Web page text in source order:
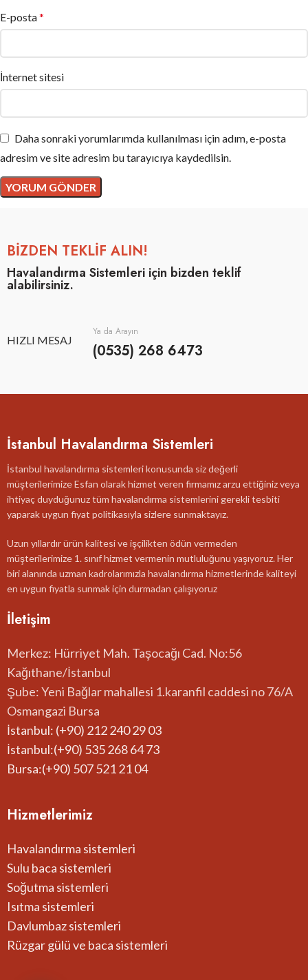
E-posta*
İnternet sitesi
Daha sonraki yorumlarımda kullanılması için adım, e-posta
adresim ve site adresim bu tarayıcıya kaydedilsin.
BİZDEN TEKLİF ALIN!
Havalandırma Sistemleri için bizden teklif
alabilirsiniz.
HIZLI MESAJ
Ya da Arayın
(0535) 268 6473
İstanbul Havalandırma Sistemleri
İstanbul havalandırma sistemleri konusunda siz değerli
müşterilerimize Esfan olarak hizmet veren firmamız arzu ettiğiniz veya
ihtiyaç duyduğunuz tüm havalandırma sistemlerini gerekli tesbiti
yaparak uygun fiyat politikasıyla sizlere sunmaktayız.
Uzun yıllardır ürün kalitesi ve işçilikten ödün vermeden
müşterilerimize 1. sınıf hizmet vermenin mutluluğunu yaşıyoruz. Her
biri alanında uzman kadrolarımızla havalandırma hizmetlerinde kaliteyi
en uygun fiyatla sunmak için durmadan çalışıyoruz
İletişim
Merkez: Hürriyet Mah. Taşocağı Cad. No:56
Kağıthane/İstanbul
Şube: Yeni Bağlar mahallesi 1.karanfil caddesi no 76/A
Osmangazi Bursa
İstanbul: (+90) 212 240 29 03
İstanbul:(+90) 535 268 64 73
Bursa:(+90) 507 521 21 04
Hizmetlerimiz
Havalandırma sistemleri
Sulu baca sistemleri
Soğutma sistemleri
Isıtma sistemleri
Davlumbaz sistemleri
Rüzgar gülü ve baca sistemleri